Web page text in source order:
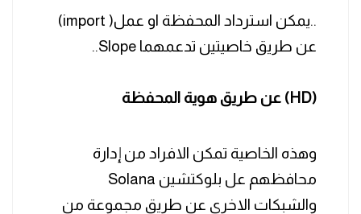
..يمكن استرداد المحفظة او عمل( import)
عن طريق خاصيتين تدعمهما Slope..
(HD) عن طريق هوية المحفظة
وهذه الخاصية تمكن الافراد من إدارة
محافظهم عل بلوكتشين Solana
والشبكات الاخرى عن طريق مجموعة من